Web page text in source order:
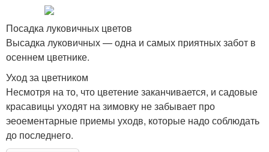
Посадка луковичных цветов
Высадка луковичных — одна и самых приятных забот в
осеннем цветнике.
Уход за цветником
Несмотря на то, что цветение заканчивается, и садовые
красавицы уходят на зимовку не забывает про
эеоементарные приемы уходв, которые надо соблюдать
до последнего.